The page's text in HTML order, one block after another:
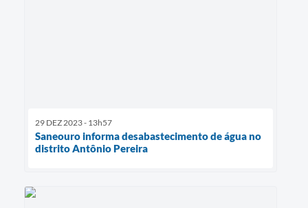
29 DEZ 2023 - 13h57
Saneouro informa desabastecimento de água no
distrito Antônio Pereira